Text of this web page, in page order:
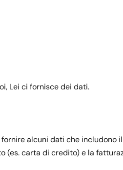
Lei ci fornisce dei dati.
alcuni dati che includono
(es. carta di credito) e la